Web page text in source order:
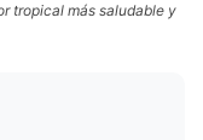
tropical más saludable y